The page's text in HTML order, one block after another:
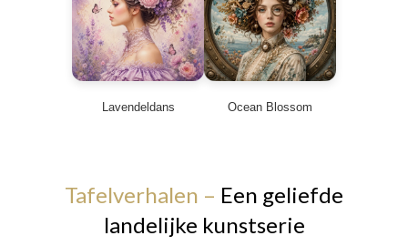
Lavendeldans Ocean Blossom
Tafelverhalen – Een geliefde
landelijke kunstserie